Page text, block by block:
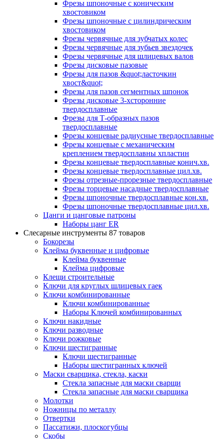
Фрезы шпоночные с коническим
хвостовиком
Фрезы шпоночные с цилиндрическим
хвостовиком
Фрезы червячные для зубчатых колес
Фрезы червячные для зубьев звездочек
Фрезы червячные для шлицевых валов
Фрезы дисковые пазовые
Фрезы для пазов &quot;ласточкин
хвост&quot;
Фрезы для пазов сегментных шпонок
Фрезы дисковые 3-хсторонние
твердосплавные
Фрезы для Т-образных пазов
твердосплавные
Фрезы концевые радиусные твердосплавные
Фрезы концевые с механическим
креплением твердосплавны хпластин
Фрезы концевые твердосплавные конич.хв.
Фрезы концевые твердосплавные цил.хв.
Фрезы отрезные-прорезные твердосплавные
Фрезы торцевые насадные твердосплавные
Фрезы шпоночные твердосплавные кон.хв.
Фрезы шпоночные твердосплавные цил.хв.
Цанги и цанговые патроны
Наборы цанг ER
Слесарные инструменты 87 товаров
Бокорезы
Клейма буквенные и цифровые
Клейма буквенные
Клейма цифровые
Клещи строительные
Ключи для круглых шлицевых гаек
Ключи комбинированные
Ключи комбинированные
Наборы Ключей комбинированных
Ключи накидные
Ключи разводные
Ключи рожковые
Ключи шестигранные
Ключи шестигранные
Наборы шестигранных ключей
Маски сварщика, стекла, каски
Стекла запасные для маски сварщи
Стекла запасные для маски сварщика
Молотки
Ножницы по металлу
Отвертки
Пассатижи, плоскогубцы
Скобы